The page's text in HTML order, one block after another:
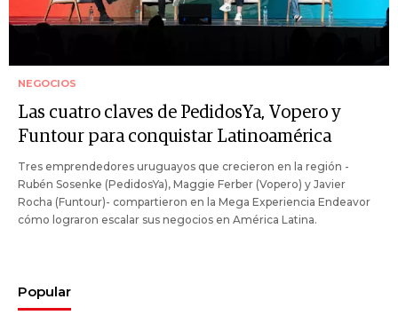
NEGOCIOS
Las cuatro claves de PedidosYa, Vopero y
Funtour para conquistar Latinoamérica
Tres emprendedores uruguayos que crecieron en la región -
Rubén Sosenke (PedidosYa), Maggie Ferber (Vopero) y Javier
Rocha (Funtour)- compartieron en la Mega Experiencia Endeavor
cómo lograron escalar sus negocios en América Latina.
Popular